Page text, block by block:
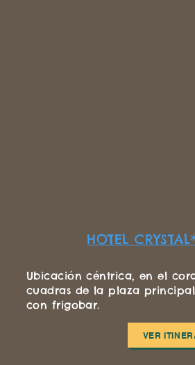
HOTEL
Ubicación céntrica, en el
cuadras de la plaza
con frigobar.
VER